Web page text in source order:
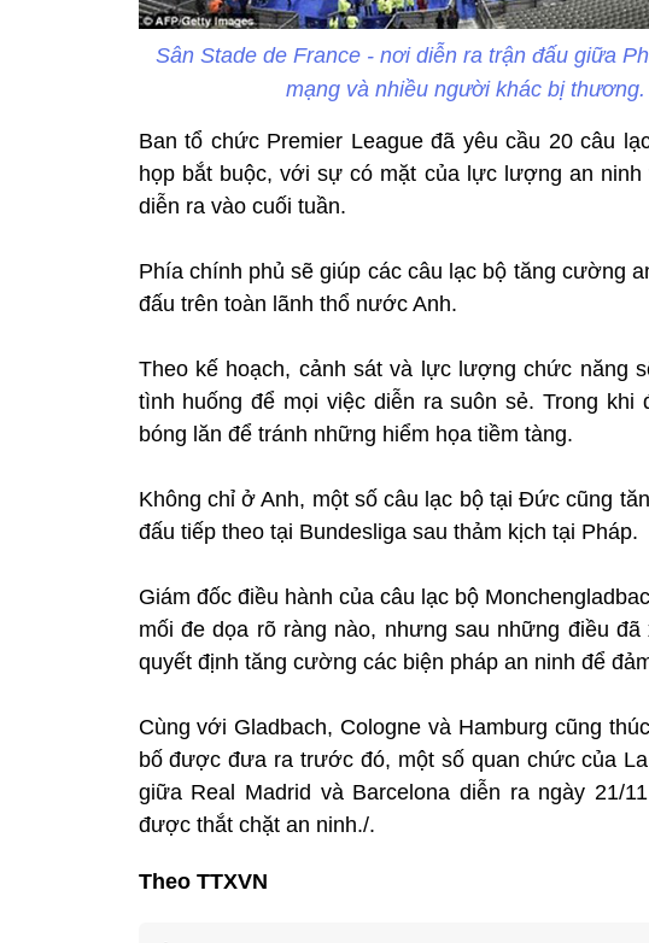
Sân Stade de France - nơi diễn ra trận đấu giữa
mạng và nhiều người khác bị
Ban tổ chức Premier League đã yêu cầu 20 câu
họp bắt buộc, với sự có mặt của lực lượng an
diễn ra vào cuối tuần.
Phía chính phủ sẽ giúp các câu lạc bộ tăng cường
đấu trên toàn lãnh thổ nước Anh.
Theo kế hoạch, cảnh sát và lực lượng chức năng
tình huống để mọi việc diễn ra suôn sẻ. Trong
bóng lăn để tránh những hiểm họa tiềm tàng.
Không chỉ ở Anh, một số câu lạc bộ tại Đức cũng
đấu tiếp theo tại Bundesliga sau thảm kịch tại Pháp.
Giám đốc điều hành của câu lạc bộ
mối đe dọa rõ ràng nào, nhưng sau những điều
quyết định tăng cường các biện pháp an ninh để
Cùng với Gladbach, Cologne và Hamburg cũng
bố được đưa ra trước đó, một số quan chức của
giữa Real Madrid và Barcelona diễn ra ngày 21/
được thắt chặt an ninh./.
Theo TTXVN